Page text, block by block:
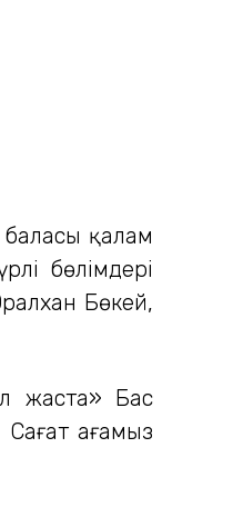
қалам
бөлімдері
Бөкей,
жаста» Бас
ағамыз